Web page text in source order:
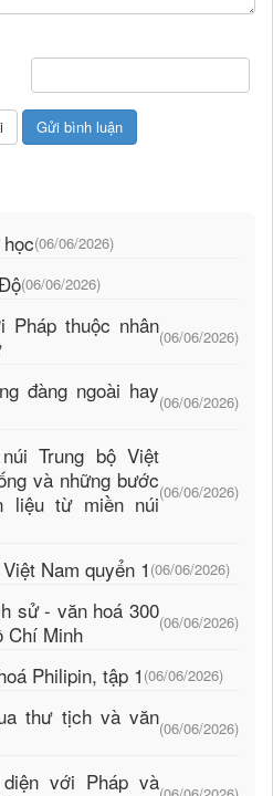
(06/06/2026)
(06/06/2026)
Pháp thuộc nhân(06/06/2026)
đàng ngoài hay(06/06/2026)
Trung bộ Việt
và những bước
liệu từ miền núi(06/06/2026)
Nam quyển 1 (06/06/2026)
sử - văn hoá 300
Chí Minh
(06/06/2026)
Philipin, tập 1 (06/06/2026)
thư tịch và văn(06/06/2026)
với Pháp và